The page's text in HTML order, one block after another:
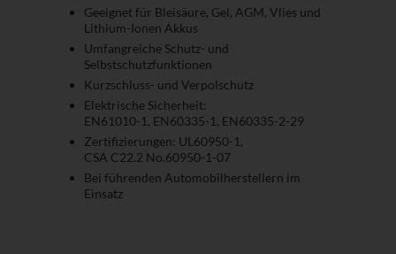
Geeignet für Bleisäure, Gel, AGM, Vlies und
Lithium-Ionen Akkus
Umfangreiche Schutz- und
Selbstschutzfunktionen
Kurzschluss- und Verpolschutz
Elektrische Sicherheit:
EN61010-1, EN60335-1, EN60335-2-29
Zertifizierungen: UL60950-1,
CSA C22.2 No.60950-1-07
Bei führenden Automobil­herstellern im
Einsatz